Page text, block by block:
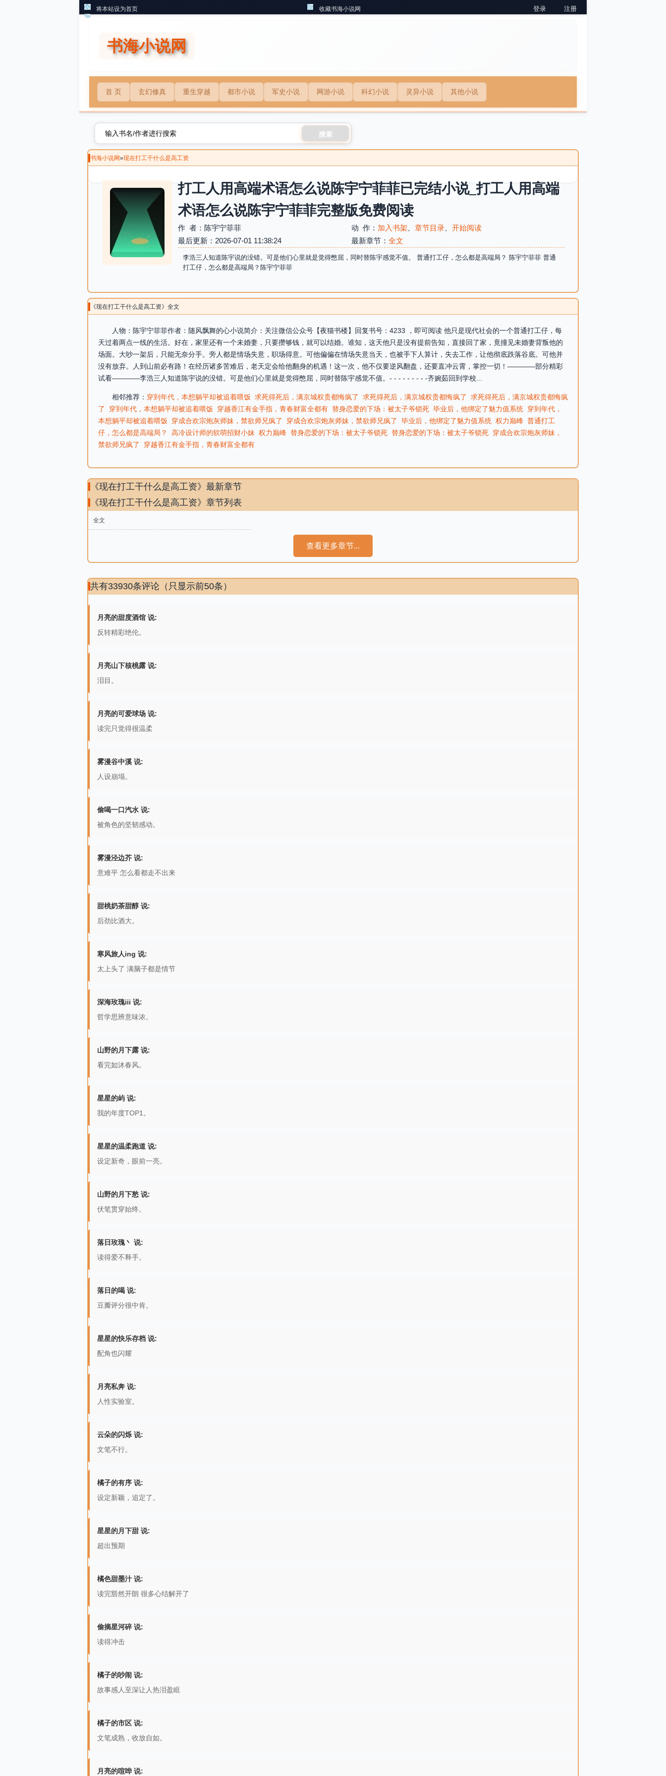
将本站设为首页 收藏书海小说网 登录 注册
书海小说网
首 页 玄幻修真 重生穿越 都市小说 军史小说 网游小说 科幻小说 灵异小说 其他小说
搜索
书海小说网»现在打工干什么是高工资
打工人用高端术语怎么说陈宇宁菲菲已完结小说_打工人用高端
术语怎么说陈宇宁菲菲完整版免费阅读
作 者：陈宇宁菲菲 动 作： 加入书架 章节目录
开始阅读
最后更新：2026-07-01 11:38:24
最新章节： 全文
李浩三人知道陈宇说的没错。可是他们心里就是觉得憋屈，同时替陈宇感觉不值。 普通打工仔，怎么都是高端局？ 陈宇宁菲菲 普通
打工仔，怎么都是高端局？陈宇宁菲菲
《现在打工干什么是高工资》全文
人物：陈宇宁菲菲作者：随风飘舞的心小说简介：关注微信公众号【夜猫书楼】回复书号：4233 ，即可阅读 他只是现代社会的一个普通打工仔，每
天过着两点一线的生活。好在，家里还有一个未婚妻，只要攒够钱，就可以结婚。谁知，这天他只是没有提前告知，直接回了家，竟撞见未婚妻背叛他的
场面。大吵一架后，只能无奈分手。旁人都是情场失意，职场得意。可他偏偏在情场失意当天，也被手下人算计，失去工作，让他彻底跌落谷底。可他并
没有放弃。人到山前必有路！在经历诸多苦难后，老天定会给他翻身的机遇！这一次，他不仅要逆风翻盘，还要直冲云霄，掌控一切！————部分精彩
试看————李浩三人知道陈宇说的没错。可是他们心里就是觉得憋屈，同时替陈宇感觉不值。- - - - - - - - -齐婉茹回到学校...
相邻推荐： 穿到年代，本想躺平却被追着喂饭 求死得死后，满京城权贵都悔疯了 求死得死后，满京城权贵都悔疯了
求死得死后，满京城权贵都悔疯
了
穿到年代，本想躺平却被追着喂饭 穿越香江有金手指，青春财富全都有 替身恋爱的下场：被太子爷锁死 毕业后，他绑定了魅力值系统 穿到年代，
本想躺平却被追着喂饭
穿成合欢宗炮灰师妹，禁欲师兄疯了 穿成合欢宗炮灰师妹，禁欲师兄疯了 毕业后，他绑定了魅力值系统 权力巅峰 普通打工
仔，怎么都是高端局？
高冷设计师的软萌招财小妹 权力巅峰 替身恋爱的下场：被太子爷锁死 替身恋爱的下场：被太子爷锁死 穿成合欢宗炮灰师妹，
禁欲师兄疯了
穿越香江有金手指，青春财富全都有
《现在打工干什么是高工资》最新章节
《现在打工干什么是高工资》章节列表
全文
查看更多章节...
共有33930条评论（只显示前50条）
月亮的甜度酒馆 说:
反转精彩绝伦。
月亮山下核桃露 说:
泪目。
月亮的可爱球场 说:
读完只觉得很温柔
雾漫谷中溪 说:
人设崩塌。
偷喝一口汽水 说:
被角色的坚韧感动。
雾漫泾边芥 说:
意难平 怎么看都走不出来
甜桃奶茶甜醇 说:
后劲比酒大。
寒风旅人ing 说:
太上头了 满脑子都是情节
深海玫瑰iii 说:
哲学思辨意味浓。
山野的月下露 说:
看完如沐春风。
星星的屿 说:
我的年度TOP1。
星星的温柔跑道 说:
设定新奇，眼前一亮。
山野的月下愁 说:
伏笔贯穿始终。
落日玫瑰丶 说:
读得爱不释手。
落日的喝 说:
豆瓣评分很中肯。
星星的快乐存档 说:
配角也闪耀
月亮私奔 说:
人性实验室。
云朵的闪烁 说:
文笔不行。
橘子的有序 说:
设定新颖，追定了。
星星的月下甜 说:
超出预期
橘色甜墨汁 说:
读完豁然开朗 很多心结解开了
偷摘星河碎 说:
读得冲击
橘子的吵闹 说:
故事感人至深让人热泪盈眶
橘子的市区 说:
文笔成熟，收放自如。
月亮的喧哗 说: